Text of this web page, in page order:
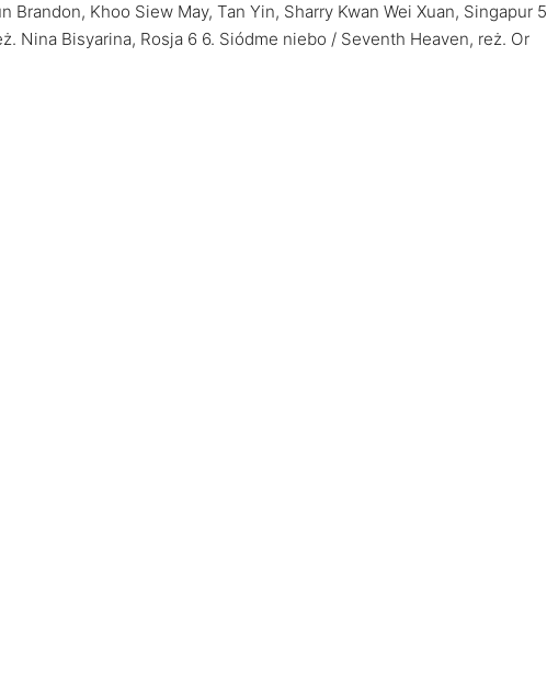
Brandon, Khoo Siew May, Tan Yin, Sharry Kwan Wei Xuan, Singapur 5
Nina Bisyarina, Rosja 6 6. Siódme niebo / Seventh Heaven, reż. Or